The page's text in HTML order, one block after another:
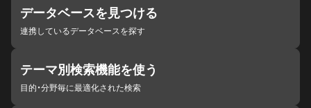
データベースを見つける
連携しているデータベースを探す
テーマ別検索機能を使う
目的・分野毎に最適化された検索